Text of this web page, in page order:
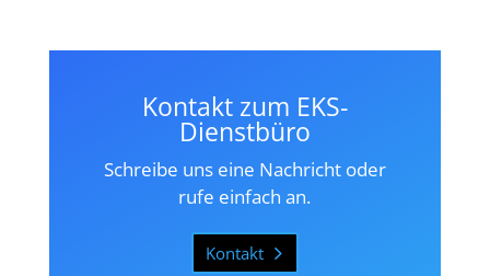
Kontakt zum EKS-
Dienstbüro
Schreibe uns eine Nachricht oder
rufe einfach an.
Kontakt